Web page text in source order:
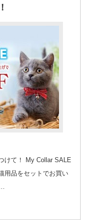
けて！ My Collar SALE
用品をセットでお買い